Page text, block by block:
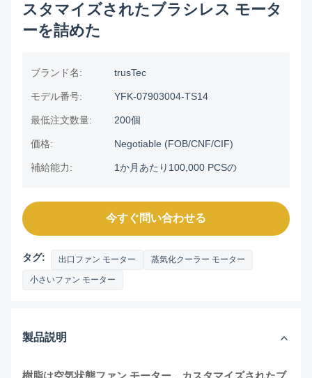
スタマイズされたブラシレス モータ
ーを詰めた
ブランド名: trusTec
モデル番号: YFK-07903004-TS14
最低注文数量: 200個
価格: Negotiable (FOB/CNF/CIF)
補給能力: 1か月あたり100,000 PCSの
今すぐ問い合わせる
タグ: 出口ファン モーター 蒸気化クーラー モーター
小さいファン モーター
製品説明
樹脂は空気状態ファン モーター、カスタマイズされたブ